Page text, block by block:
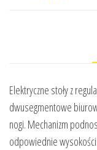
Elektryczne stoły z
dwusegmentowe
nogi. Mechanizm
odpowiednie